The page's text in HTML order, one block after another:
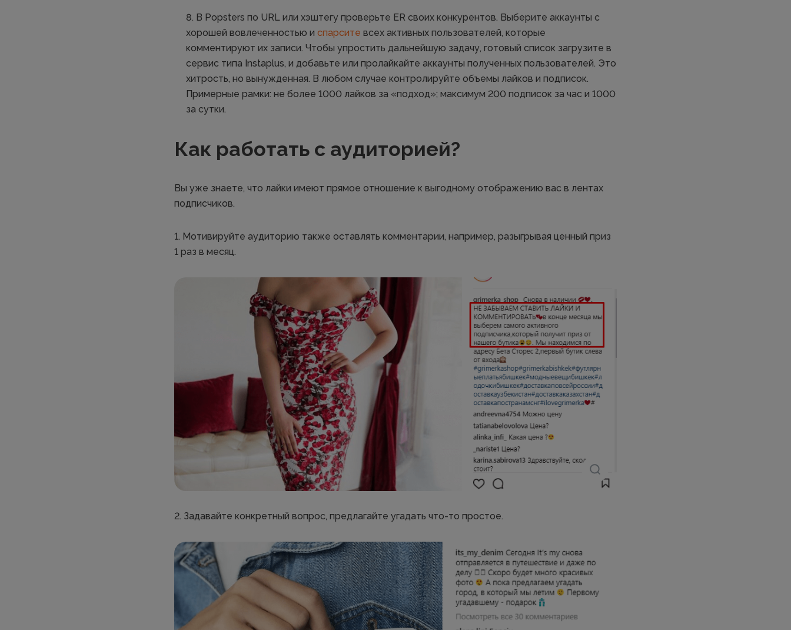
8. В Popsters по URL или хэштегу проверьте ER своих конкурентов. Выберите аккаунты с
хорошей вовлеченностью и спарсите всех активных пользователей, которые
комментируют их записи. Чтобы упростить дальнейшую задачу, готовый список загрузите в
сервис типа Instaplus, и добавьте или пролайкайте аккаунты полученных пользователей. Это
хитрость, но вынужденная. В любом случае контролируйте объемы лайков и подписок.
Примерные рамки: не более 1000 лайков за «подход»; максимум 200 подписок за час и 1000
за сутки.
Как работать с аудиторией?
Вы уже знаете, что лайки имеют прямое отношение к выгодному отображению вас в лентах
подписчиков.
1. Мотивируйте аудиторию также оставлять комментарии, например, разыгрывая ценный приз
1 раз в месяц.
2. Задавайте конкретный вопрос, предлагайте угадать что-то простое.